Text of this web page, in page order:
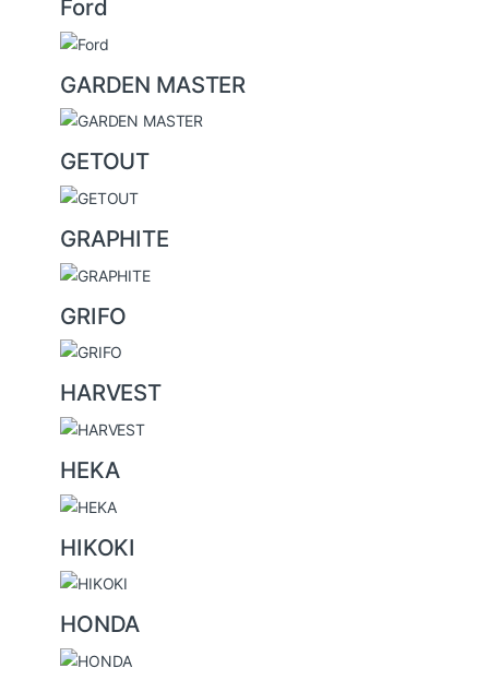
Ford
GARDEN MASTER
GETOUT
GRAPHITE
GRIFO
HARVEST
HEKA
HIKOKI
HONDA